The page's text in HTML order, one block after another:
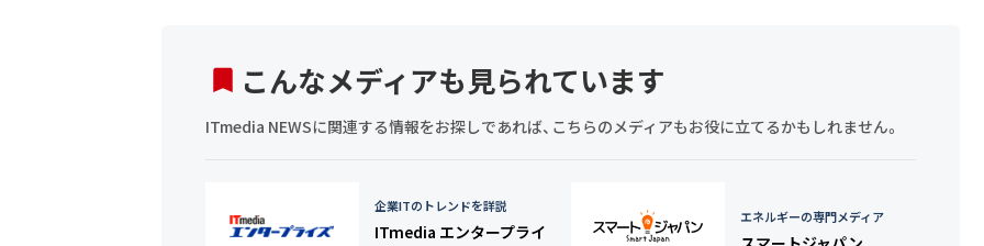
こんなメディアも見られています
ITmedia NEWSに関連する情報をお探しであれば、こちらのメディアもお役に立てるかもしれません。
企業ITのトレンドを詳説
ITmedia エンタープライ
エネルギーの専門メディア